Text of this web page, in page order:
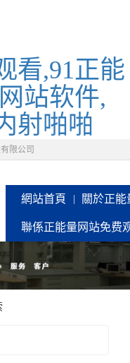
看,91正能
站软件,
射啪啪
限公司
網站首頁 關於正
聯係正能量网站免费